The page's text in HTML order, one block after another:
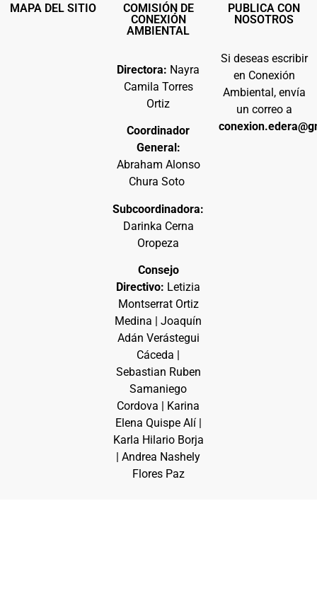
MAPA DEL SITIO
COMISIÓN DE
CONEXIÓN
AMBIENTAL
Directora: Nayra
Camila Torres
Ortiz
Coordinador
General:
Abraham Alonso
Chura Soto
Subcoordinadora:
Darinka Cerna
Oropeza
Consejo
Directivo: Letizia
Montserrat Ortiz
Medina | Joaquín
Adán Verástegui
Cáceda |
Sebastian Ruben
Samaniego
Cordova | Karina
Elena Quispe Alí |
Karla Hilario Borja
| Andrea Nashely
Flores Paz
PUBLICA CON
NOSOTROS
Si deseas escribir
en Conexión
Ambiental, envía
un correo a